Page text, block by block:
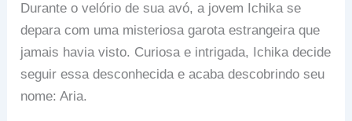
Durante o velório de sua avó, a jovem Ichika se
depara com uma misteriosa garota estrangeira que
jamais havia visto. Curiosa e intrigada, Ichika decide
seguir essa desconhecida e acaba descobrindo seu
nome: Aria.